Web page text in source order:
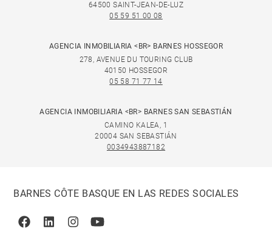
64500 SAINT-JEAN-DE-LUZ
05 59 51 00 08
AGENCIA INMOBILIARIA <BR> BARNES HOSSEGOR
278, AVENUE DU TOURING CLUB
40150 HOSSEGOR
05 58 71 77 14
AGENCIA INMOBILIARIA <BR> BARNES SAN SEBASTIÁN
CAMINO KALEA, 1
20004 SAN SEBASTIÁN
0034943887182
BARNES CÔTE BASQUE EN LAS REDES SOCIALES
FacebookLinkedinInstagramYoutube